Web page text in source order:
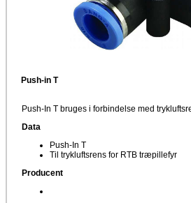
Push-in T
Push-In T bruges i forbindelse med
Data
Push-In T
Til trykluftsrens for RTB træpillefyr
Producent